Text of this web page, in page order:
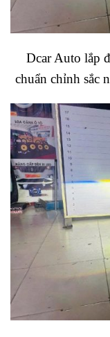
Dcar Auto lắp
chuẩn chỉnh sắc